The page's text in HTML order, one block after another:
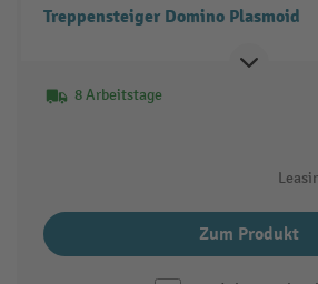
Treppensteiger Domino Plasmoid
8 Arbeitstage
Zum Produkt